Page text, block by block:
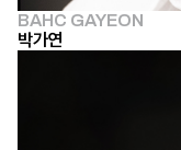
BAHC GAYEON
박가연